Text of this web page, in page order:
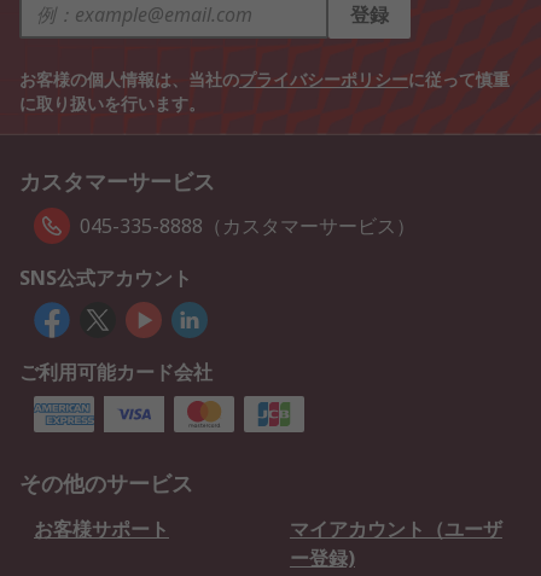
登録
お客様の個人情報は、当社のプライバシーポリシーに従って慎重
に取り扱いを行います。
カスタマーサービス
045-335-8888（カスタマーサービス）
SNS公式アカウント
ご利用可能カード会社
その他のサービス
お客様サポート
マイアカウント（ユーザ
ー登録)